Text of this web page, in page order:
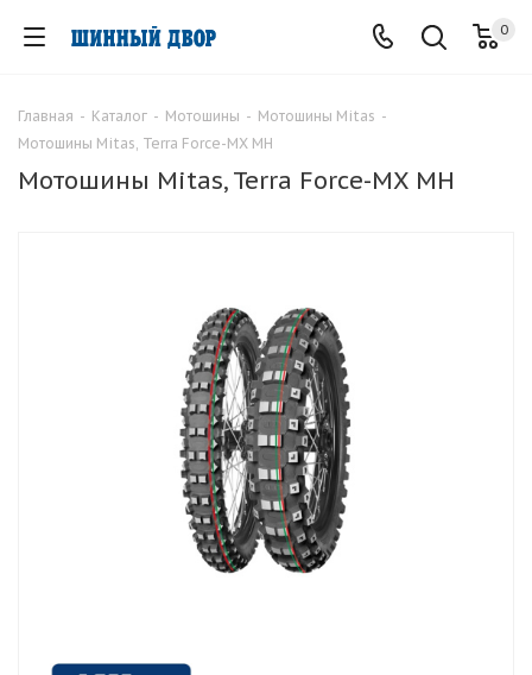
0
Главная - Каталог - Мотошины - Мотошины Mitas -
Мотошины Mitas, Terra Force-MX MH
Мотошины Mitas, Terra Force-MX MH